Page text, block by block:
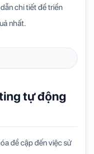
chi tiết để triển
nhất.
tự động
đề cập đến việc sử